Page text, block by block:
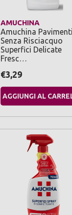
AMUCHINA
Amuchina Pavimenti
Senza Risciacquo
Superfici Delicate
Fresc…
€3,29
AGGIUNGI AL